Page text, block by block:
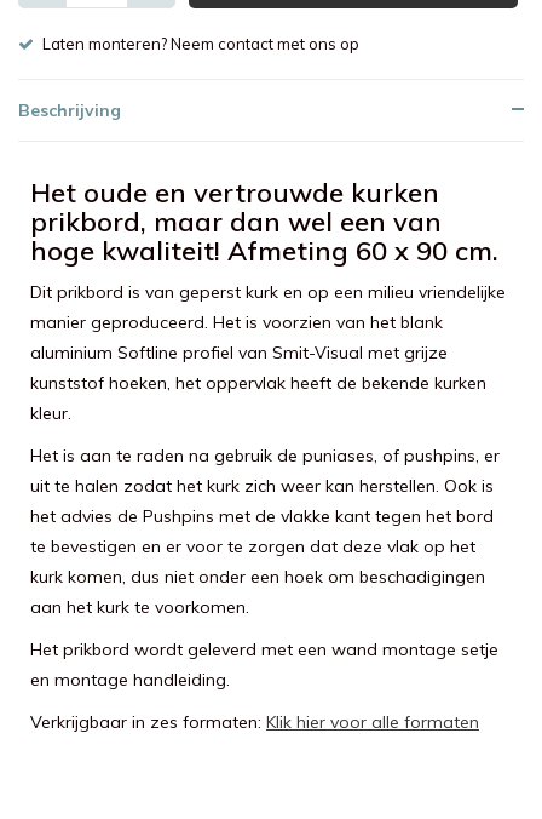
Laten monteren? Neem contact met ons op
Beschrijving
Het oude en vertrouwde kurken
prikbord, maar dan wel een van
hoge kwaliteit! Afmeting 60 x 90 cm.
Dit prikbord is van geperst kurk en op een milieu vriendelijke
manier geproduceerd. Het is voorzien van het blank
aluminium Softline profiel van Smit-Visual met grijze
kunststof hoeken, het oppervlak heeft de bekende kurken
kleur.
Het is aan te raden na gebruik de puniases, of pushpins, er
uit te halen zodat het kurk zich weer kan herstellen. Ook is
het advies de Pushpins met de vlakke kant tegen het bord
te bevestigen en er voor te zorgen dat deze vlak op het
kurk komen, dus niet onder een hoek om beschadigingen
aan het kurk te voorkomen.
Het prikbord wordt geleverd met een wand montage setje
en montage handleiding.
Verkrijgbaar in zes formaten: Klik hier voor alle formaten